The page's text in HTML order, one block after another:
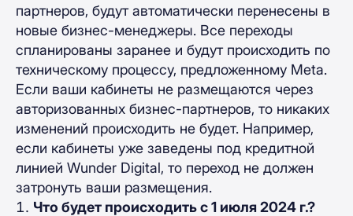
партнеров, будут автоматически перенесены в
новые бизнес-менеджеры. Все переходы
спланированы заранее и будут происходить по
техническому процессу, предложенному Meta.
Если ваши кабинеты не размещаются через
авторизованных бизнес-партнеров, то никаких
изменений происходить не будет. Например,
если кабинеты уже заведены под кредитной
линией Wunder Digital, то переход не должен
затронуть ваши размещения.
Что будет происходить с 1 июля 2024 г.?